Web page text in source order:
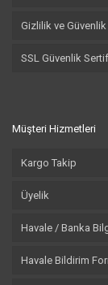
Gizlilik ve Güvenlik
SSL Güvenlik
Müşteri Hizmetleri
Kargo Takip
Üyelik
Havale / Banka
Havale Bildirim